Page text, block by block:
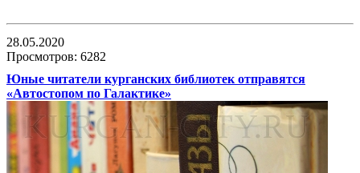
28.05.2020
Просмотров: 6282
Юные читатели курганских библиотек отправятся
«Автостопом по Галактике»